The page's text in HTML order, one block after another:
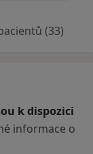
(33)
k dispozici
informace o